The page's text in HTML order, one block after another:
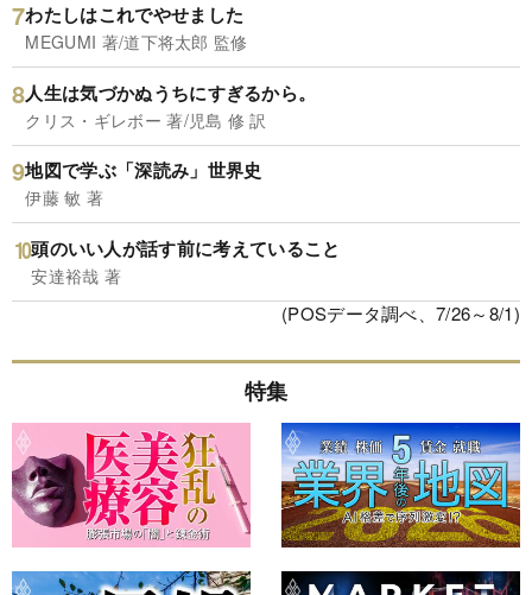
わたしはこれでやせました
MEGUMI 著/道下将太郎 監修
人生は気づかぬうちにすぎるから。
クリス・ギレボー 著/児島 修 訳
地図で学ぶ「深読み」世界史
伊藤 敏 著
頭のいい人が話す前に考えていること
安達裕哉 著
(POSデータ調べ、7/26～8/1)
特集